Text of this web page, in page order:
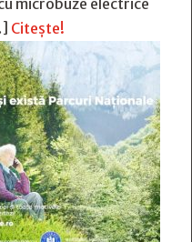
microbuze electrice
Citește!